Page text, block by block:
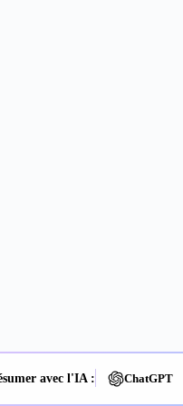
avec l'IA : ChatGPT